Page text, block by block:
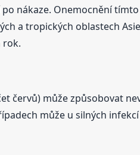
nákaze. Onemocnění
a tropických oblastech
rok.
červů) může způsobovat
může u silných